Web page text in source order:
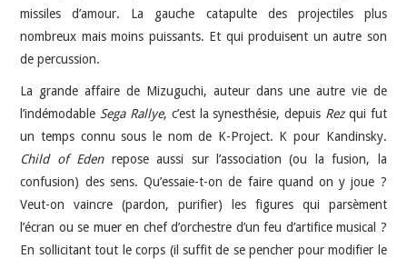
missiles d’amour. La gauche catapulte des projectiles plus
nombreux mais moins puissants. Et qui produisent un autre son
de percussion.
La grande affaire de Mizuguchi, auteur dans une autre vie de
l’indémodable Sega Rallye, c’est la synesthésie, depuis Rezqui fut
un temps connu sous le nom de K-Project. K pour Kandinsky.
Child of Edenrepose aussi sur l’association (ou la fusion, la
confusion) des sens. Qu’essaie-t-on de faire quand on y joue ?
Veut-on vaincre (pardon, purifier) les figures qui parsèment
l’écran ou se muer en chef d’orchestre d’un feu d’artifice musical ?
En sollicitant tout le corps (il suffit de se pencher pour modifier le